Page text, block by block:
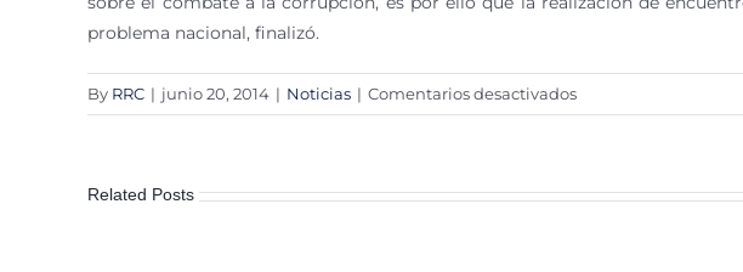
problema nacional, finalizó.
By RRC | junio 20, 2014 | Noticias | Comentarios desactivadosen
Políticas
México,
Related Posts